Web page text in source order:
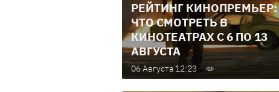
РЕЙТИНГ КИНОПРЕМЬЕР:
ЧТО СМОТРЕТЬ В
КИНОТЕАТРАХ С 6 ПО 13
АВГУСТА
06 Августа 12:23